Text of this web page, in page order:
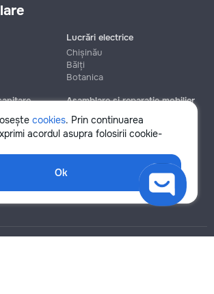
cookies. Prin continuarea
acordul asupra folosirii cookie-
Ok
Lucrări electrice
Chișinău
Bălți
Botanica
Asamblare și reparație mobilier
Chișinău
Botanica
și instalare